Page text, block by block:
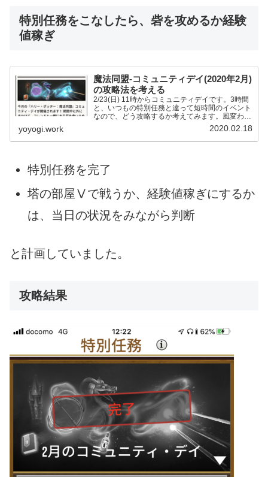
特別任務をこなしたら、砦を攻めるか経験
値稼ぎ
魔法同盟-コミュニティデイ(2020年2月)
の攻略法を考える
2/23(日) 11時からコミュニティデイです。3時間
と、いつもの特別任務と違って短時間のイベント
なので、どう攻略するか考えてみます。風変わり
Ⅱのプレスティージをねらう? ファウンダブルの
かけらをねらう? イベントの内容は、いつもわか
りやす...
yoyogi.work 2020.02.18
特別任務を完了
塔の部屋Ⅴで戦うか、経験値稼ぎにするか
は、当日の状況をみながら判断
と計画していました。
攻略結果